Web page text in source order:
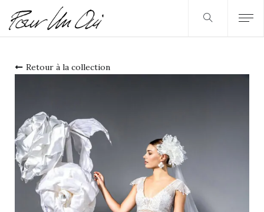
Retour à la collection